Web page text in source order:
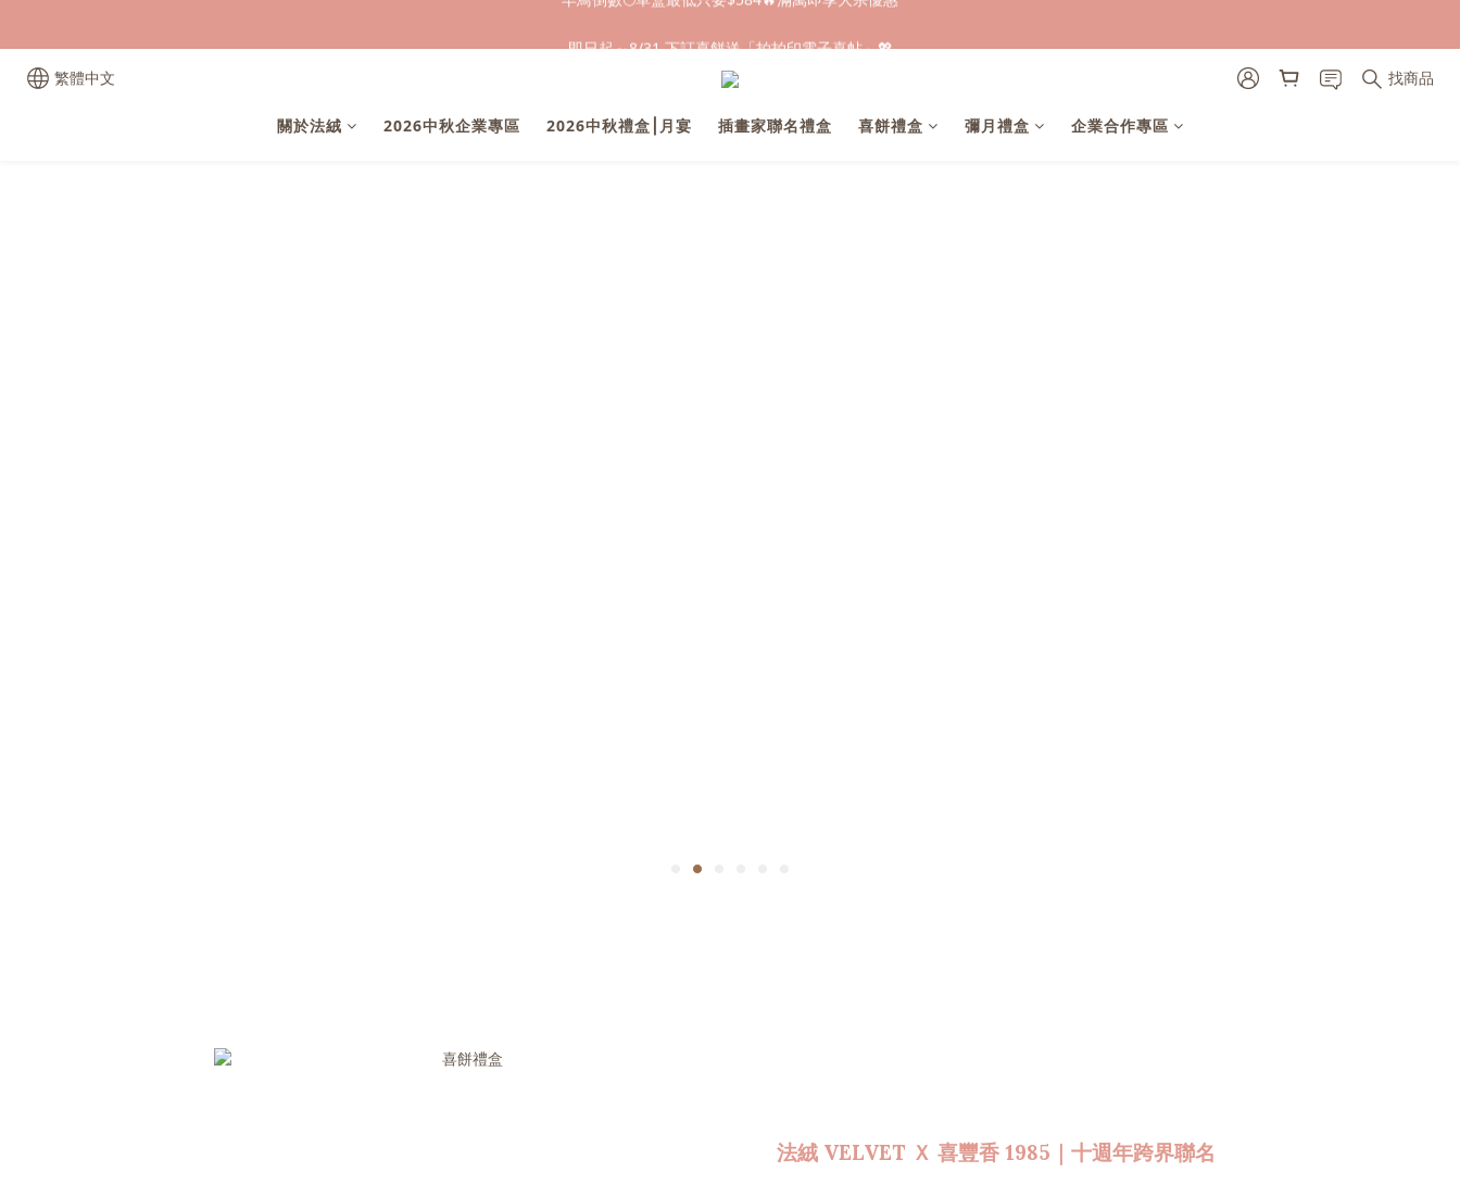
快閃優惠⏰ 馬年寶寶專屬試吃禮遇｜輸碼現折$100
早鳥倒數🌕單盒最低只要$584🔥滿萬即享大宗優惠
繁體中文 找商品
關於法絨 2026中秋企業專區 2026中秋禮盒⎮月宴 插畫家聯名禮盒 喜餅禮盒 彌月禮盒 企業合作專區
法絨 VELVET Ｘ 喜豐香 1985｜十週年跨界聯名